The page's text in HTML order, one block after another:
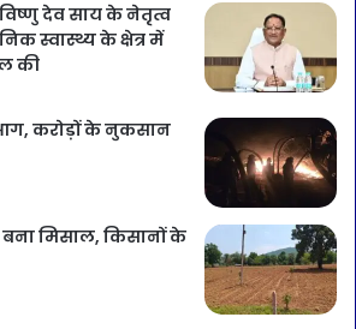
विष्णु देव साय के नेतृत्व
स्वास्थ्य के क्षेत्र में
की
आग, करोड़ों के नुकसान
मिसाल, किसानों के